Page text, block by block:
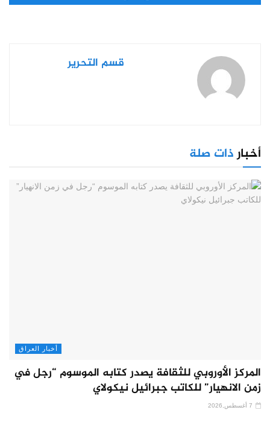
قسم التحرير
أخبارذات صلة
أخبار العراق
المركز الأوروبي للثقافة يصدر كتابه الموسوم “رجل في
زمن الانهيار” للكاتب جبرائيل نيكولاي